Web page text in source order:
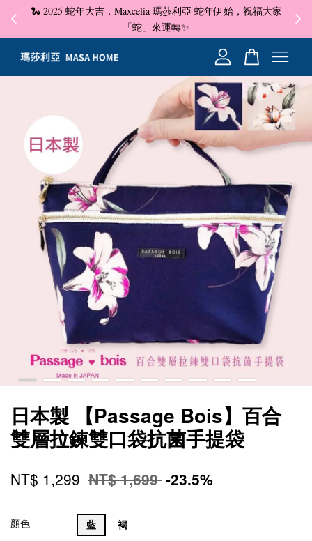
🐍 2025 蛇年大吉，Maxcelia 瑪莎利亞 蛇年伊始，祝福大家
「蛇」來運轉✨
✦
日本製 【Passage Bois】百合
雙層拉鍊雙口袋抗菌手提袋
NT$ 1,299 NT$ 1,699-23.5%
顏色 藍 褐
您的購物車目前還是空的。
繼續購物